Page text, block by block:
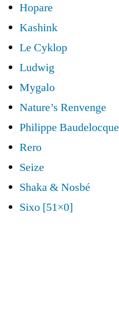
Hopare
Kashink
Le Cyklop
Ludwig
Mygalo
Nature’s Renvenge
Philippe Baudelocque
Rero
Seize
Shaka & Nosbé
Sixo [51×0]